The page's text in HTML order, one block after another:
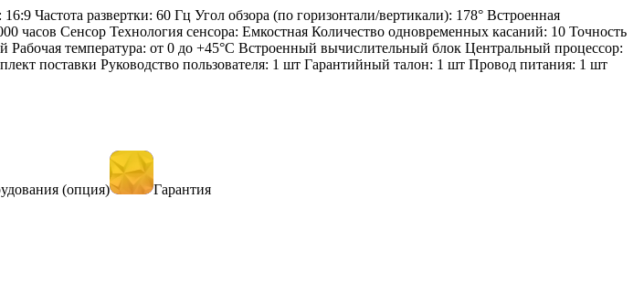
Частота развертки: 60 Гц Угол обзора (по горизонтали/вертикали): 178° Встроенная
часов Сенсор Технология сенсора: Емкостная Количество одновременных касаний: 10 Точность
температура: от 0 до +45°С Встроенный вычислительный блок Центральный процессор:
поставки Руководство пользователя: 1 шт Гарантийный талон: 1 шт Провод питания: 1 шт
(опция)
Гарантия